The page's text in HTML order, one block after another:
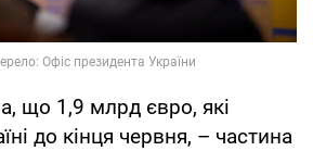
що 1,9 млрд євро, які
до кінця червня, – частина